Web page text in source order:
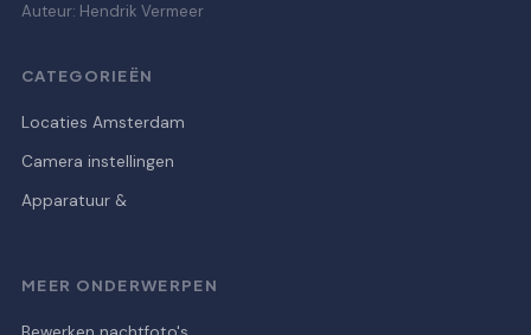
Auteur: Hendrik Vermeer
CATEGORIEËN
Locaties Amsterdam
Camera instellingen
Apparatuur &
MEER ONDERWERPEN